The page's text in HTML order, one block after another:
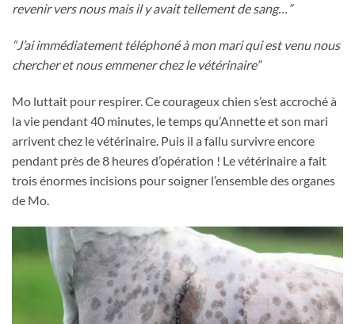
revenir vers nous mais il y avait tellement de sang…”
“J’ai immédiatement téléphoné à mon mari qui est venu nous
chercher et nous emmener chez le vétérinaire”
Mo luttait pour respirer. Ce courageux chien s’est accroché à
la vie pendant 40 minutes, le temps qu’Annette et son mari
arrivent chez le vétérinaire. Puis il a fallu survivre encore
pendant près de 8 heures d’opération ! Le vétérinaire a fait
trois énormes incisions pour soigner l’ensemble des organes
de Mo.